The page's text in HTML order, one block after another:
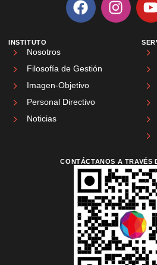
INSTITUTO
Nosotros
Filosofía de Gestión
Imagen-Objetivo
Personal Directivo
Noticias
CONTÁCTANOS A TRAVÉS